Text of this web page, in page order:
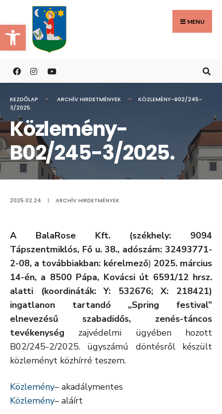
Eszköztár megnyitása
to
content
MENU
KEZDŐLAP ARCHÍV HIRDETMÉNYEK
KÖZLEMÉNY-B02/245-
3/2025.
Közlemény-
B02/245-3/2025.
2025.02.24. | ARCHÍV HIRDETMÉNYEK
A BalaRose Kft. (székhely: 9094
Tápszentmiklós, Fő u. 38., adószám: 32493771-
2-08, a továbbiakban: kérelmező) 2025. március
14-én, a 8500 Pápa, Kovácsi út 6591/12 hrsz.
alatti (koordináták: Y: 532676; X: 218421)
ingatlanon tartandó „Spring festival”
elnevezésű szabadidős, zenés-táncos
tevékenység zajvédelmi ügyében hozott
B02/245-2/2025. ügyszámú döntésről készült
közleményt közhírré teszem.
Közlemény– akadálymentes
Közlemény– aláírt
Search